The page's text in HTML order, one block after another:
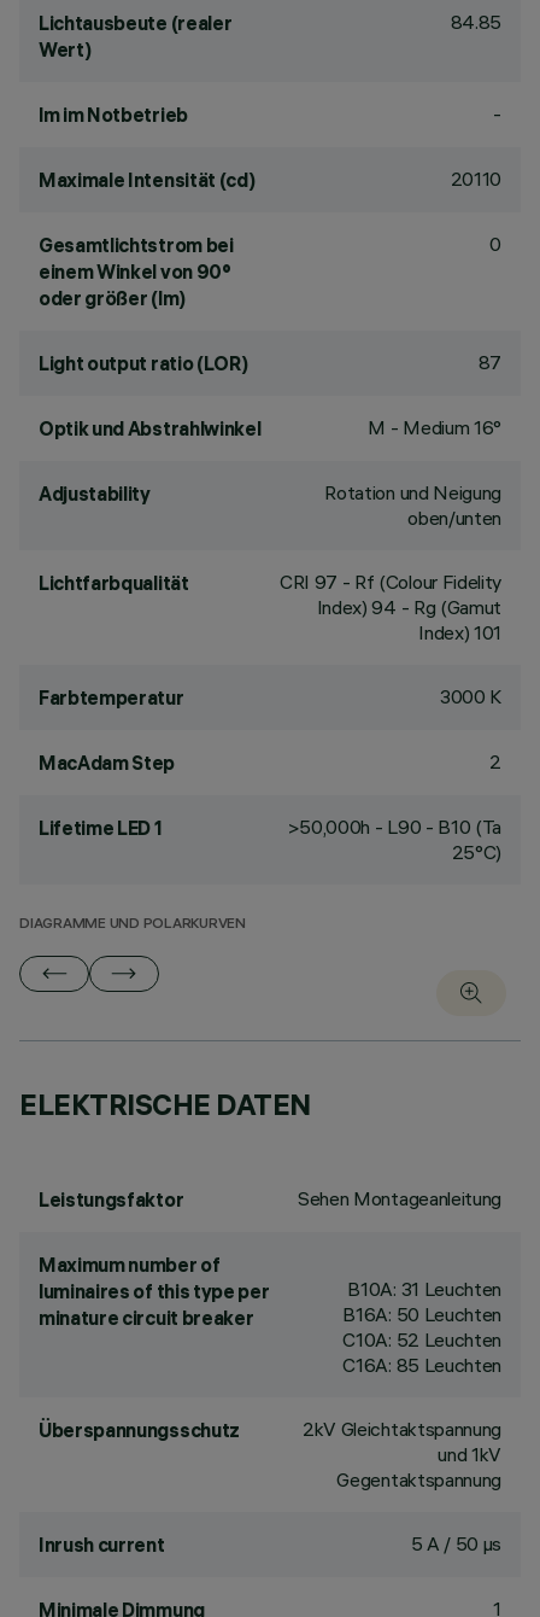
Lichtausbeute (realer
Wert)
84.85
lm im Notbetrieb -
Maximale Intensität (cd) 20110
Gesamtlichtstrom bei
einem Winkel von 90°
oder größer (lm)
0
Light output ratio (LOR) 87
Optik und Abstrahlwinkel M - Medium 16°
Adjustability
Rotation und Neigung
oben/unten
Lichtfarbqualität CRI 97 - Rf (Colour Fidelity
Index) 94 - Rg (Gamut
Index) 101
Farbtemperatur 3000 K
MacAdam Step 2
Lifetime LED 1
>50,000h - L90 - B10 (Ta
25°C)
DIAGRAMME UND POLARKURVEN
ELEKTRISCHE DATEN
Leistungsfaktor Sehen Montageanleitung
Maximum number of
luminaires of this type per
minature circuit breaker
B10A: 31 Leuchten
B16A: 50 Leuchten
C10A: 52 Leuchten
C16A: 85 Leuchten
Überspannungsschutz
2kV Gleichtaktspannung
und 1kV
Gegentaktspannung
Inrush current 5 A / 50 µs
Minimale Dimmung 1